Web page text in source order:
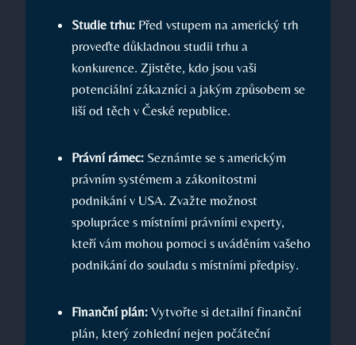
Studie trhu: Před vstupem na americký trh
proveďte důkladnou studii trhu a
konkurence. Zjistěte, kdo jsou vaši
potenciální zákazníci a jakým způsobem se
liší od těch v České republice.
Právní rámec: Seznámte se s americkým
právním systémem a zákonitostmi
podnikání v USA. Zvažte možnost
spolupráce s místními právními experty,
kteří vám mohou pomoci s uváděním vašeho
podnikání do souladu s místními předpisy.
Finanční plán: Vytvořte si detailní finanční
plán, který zohlední nejen počáteční